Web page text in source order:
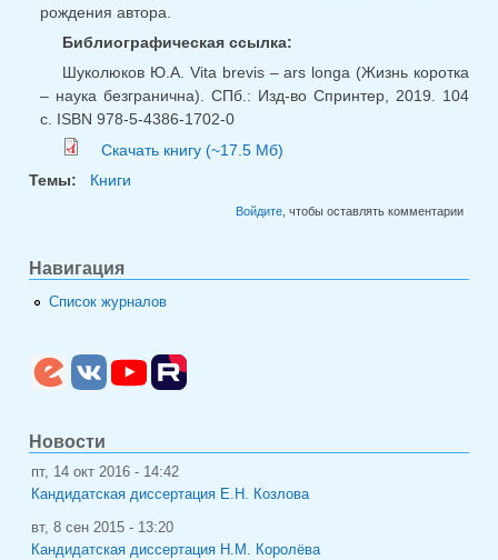
рождения автора.
Библиографическая ссылка:
Шуколюков Ю.А. Vita brevis – ars longa (Жизнь коротка
– наука безгранична). СПб.: Изд-во Спринтер, 2019. 104
с. ISBN 978-5-4386-1702-0
Скачать книгу (~17.5 Мб)
Темы:
Книги
Войдите, чтобы оставлять комментарии
Навигация
Список журналов
Новости
пт, 14 окт 2016 - 14:42
Кандидатская диссертация Е.Н. Козлова
вт, 8 сен 2015 - 13:20
Кандидатская диссертация Н.М. Королёва